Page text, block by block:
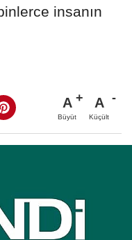
insanın
A
Büyüt
A
Küçült